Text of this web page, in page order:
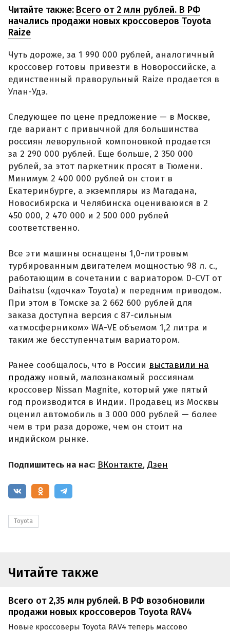
Читайте также: Всего от 2 млн рублей. В РФ
начались продажи новых кроссоверов Toyota
Raize
Чуть дороже, за 1 990 000 рублей, аналогичный
кроссовер готовы привезти в Новороссийске, а
единственный праворульный Raize продается в
Улан-Удэ.
Следующее по цене предложение — в Москве,
где вариант с привычной для большинства
россиян леворульной компоновкой продается
за 2 290 000 рублей. Еще больше, 2 350 000
рублей, за этот паркетник просят в Тюмени.
Минимум 2 400 000 рублей он стоит в
Екатеринбурге, а экземпляры из Магадана,
Новосибирска и Челябинска оцениваюися в 2
450 000, 2 470 000 и 2 500 000 рублей
соответственно.
Все эти машины оснащены 1,0-литровым
турбированным двигателем мощностью 98 л. с.,
работающим в сочетании с вариатором D-CVT от
Daihatsu («дочка» Toyota) и передним приводом.
При этом в Томске за 2 662 600 рублей для
заказа доступна версия с 87-сильным
«атмосферником» WA-VE объемом 1,2 литра и
таким же бесступенчатым вариатором.
Ранее сообщалось, что в России выставили на
продажу новый, малознакомый россиянам
кроссовер Nissan Magnite, который уже пятый
год производится в Индии. Продавец из Москвы
оценил автомобиль в 3 000 000 рублей — более
чем в три раза дороже, чем он стоит на
индийском рынке.
Подпишитесь на нас: ВКонтакте, Дзен
Toyota
Читайте также
Всего от 2,35 млн рублей. В РФ возобновили
продажи новых кроссоверов Toyota RAV4
Новые кроссоверы Toyota RAV4 теперь массово